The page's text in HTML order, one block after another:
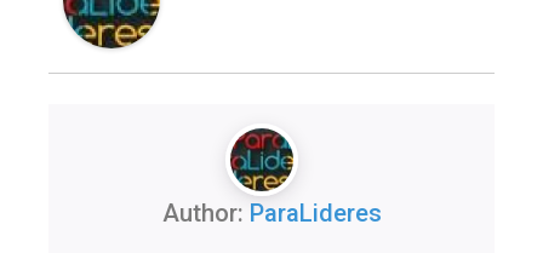
Author: ParaLideres